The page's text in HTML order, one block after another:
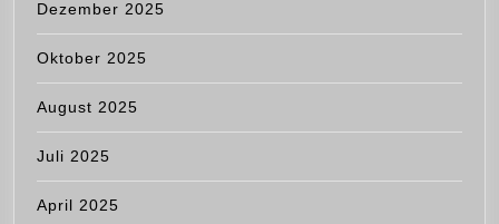
Dezember 2025
Oktober 2025
August 2025
Juli 2025
April 2025